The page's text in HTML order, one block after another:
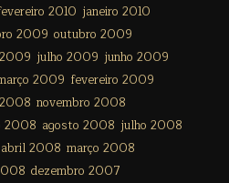
2010 janeiro 2010
2009 outubro 2009
julho 2009 junho 2009
2009 fevereiro 2009
novembro 2008
2008 agosto 2008 julho 2008
abril 2008 março 2008
dezembro 2007